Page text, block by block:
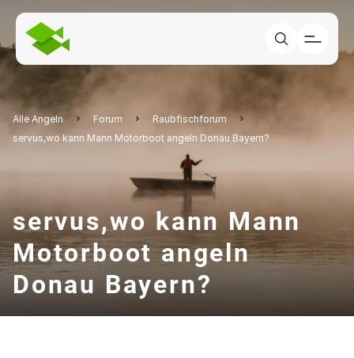
Alle Angeln Forum
Raubfischforum
servus,wo kann Mann Motorboot angeln Donau Bayern?
servus,wo kann Mann
Motorboot angeln
Donau Bayern?